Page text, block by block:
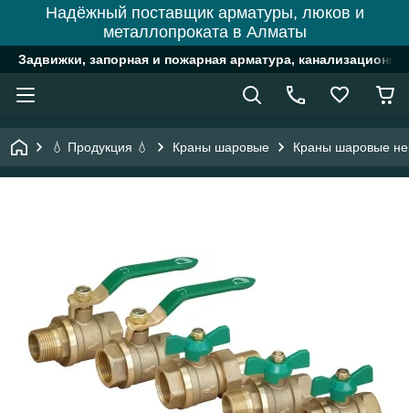
Надёжный поставщик арматуры, люков и
металлопроката в Алматы
Задвижки, запорная и пожарная арматура,
💧 Продукция 💧 Краны шаровые Краны шаровые